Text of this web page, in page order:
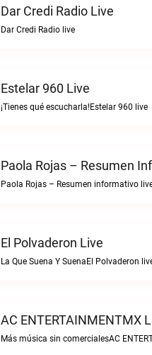
Dar Credi Radio Live
Dar Credi Radio live
Estelar 960 Live
¡Tienes qué escucharla!Estelar 960 live
Paola Rojas – Resumen informativo
El Polvaderon Live
La Que Suena Y SuenaEl Polvaderon
AC ENTERTAINMENTMX